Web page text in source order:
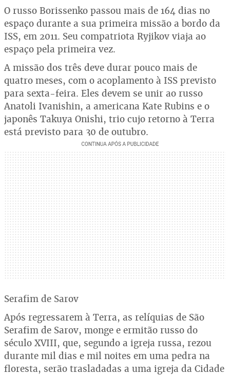
O russo Borissenko passou mais de 164 dias no
espaço durante a sua primeira missão a bordo da
ISS, em 2011. Seu compatriota Ryjikov viaja ao
espaço pela primeira vez.
A missão dos três deve durar pouco mais de
quatro meses, com o acoplamento à ISS previsto
para sexta-feira. Eles devem se unir ao russo
Anatoli Ivanishin, a americana Kate Rubins e o
japonês Takuya Onishi, trio cujo retorno à Terra
está previsto para 30 de outubro.
Serafim de Sarov
Após regressarem à Terra, as relíquias de São
Serafim de Sarov, monge e ermitão russo do
século XVIII, que, segundo a igreja russa, rezou
durante mil dias e mil noites em uma pedra na
floresta, serão trasladadas a uma igreja da Cidade